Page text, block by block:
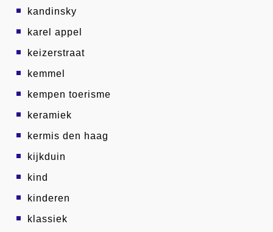
kandinsky
karel appel
keizerstraat
kemmel
kempen toerisme
keramiek
kermis den haag
kijkduin
kind
kinderen
klassiek